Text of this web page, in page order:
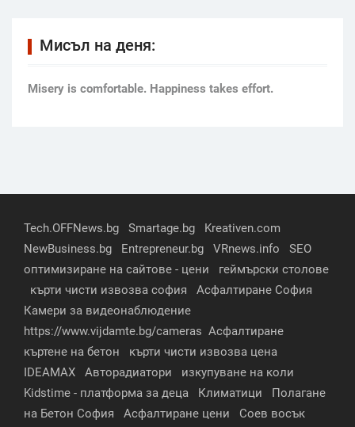
Мисъл на деня:
Мisery is comfortable. Happiness takes effort.
Tech.OFFNews.bg Smartage.bg
Kreativen.com
NewBusiness.bg
Entrepreneur.bg VRnews.info
SEO
оптимизиране на сайтове - цени
геймърски столове
кърти чисти извозва софия
Асфалтиране София
Камери за видеонаблюдение
https://www.vijdamte.bg/cameras Асфалтиране
къртене на бетон
кърти чисти извозва цена
IDEAMAX
Авторадиатори
изкупуване на коли
Kidstime - платформа за деца
Климатици
Полагане
на Бетон София
Асфалтиране цени Соев восък